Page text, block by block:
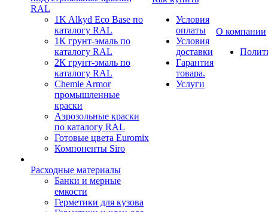
RAL
1K Alkyd Eco Base по
каталогу RAL
1К грунт-эмаль по
каталогу RAL
2К грунт-эмаль по
каталогу RAL
Chemie Armor
промышленные
краски
Аэрозольные краски
по каталогу RAL
Готовые цвета Euromix
Компоненты Siro
Расходные материалы
Банки и мерные
емкости
Герметики для кузова
Условия
оплаты
Условия
доставки
Гарантия
товара.
Услуги
О компании